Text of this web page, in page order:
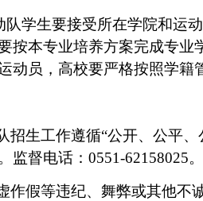
队学生要接受所在学院和运
按本专业培养方案完成专
动员，高校要严格按照学
招生工作遵循“公开、公平
监督电话： 0551-62158025。
作假等违纪、舞弊或其他不